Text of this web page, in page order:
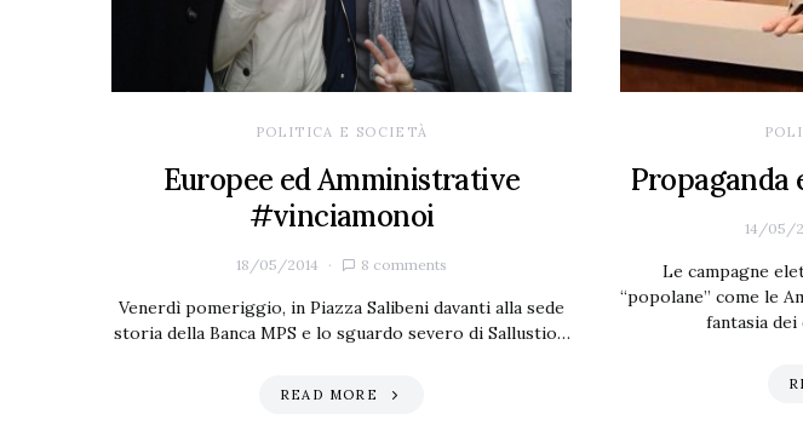
POLITICA E SOCIETÀ
Europee ed Amministrative
#vinciamonoi
18/05/2014 8 comments
Venerdì pomeriggio, in Piazza Salibeni davanti alla sede
storia della Banca MPS e lo sguardo severo di Sallustio…
READ MORE
14/05/
Le campagne
“popolane” come le
fantasia